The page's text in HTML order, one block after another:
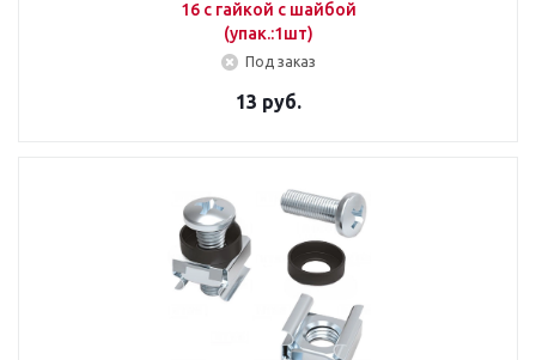
16 с гайкой с шайбой
(упак.:1шт)
Под заказ
13 руб.